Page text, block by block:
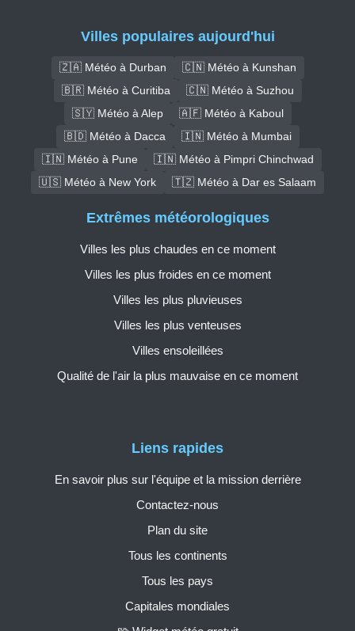
Villes populaires aujourd'hui
🇿🇦 Météo à Durban
🇨🇳 Météo à Kunshan
🇧🇷 Météo à Curitiba
🇨🇳 Météo à Suzhou
🇸🇾 Météo à Alep
🇦🇫 Météo à Kaboul
🇧🇩 Météo à Dacca
🇮🇳 Météo à Mumbai
🇮🇳 Météo à Pune
🇮🇳 Météo à Pimpri Chinchwad
🇺🇸 Météo à New York
🇹🇿 Météo à Dar es Salaam
Liens rapides
En savoir plus sur l'équipe et la mission derrière
Contactez-nous
Plan du site
Tous les continents
Tous les pays
Capitales mondiales
Extrêmes météorologiques
Villes les plus chaudes en ce moment
Villes les plus froides en ce moment
Villes les plus pluvieuses
Villes les plus venteuses
Villes ensoleillées
Qualité de l'air la plus mauvaise en ce moment